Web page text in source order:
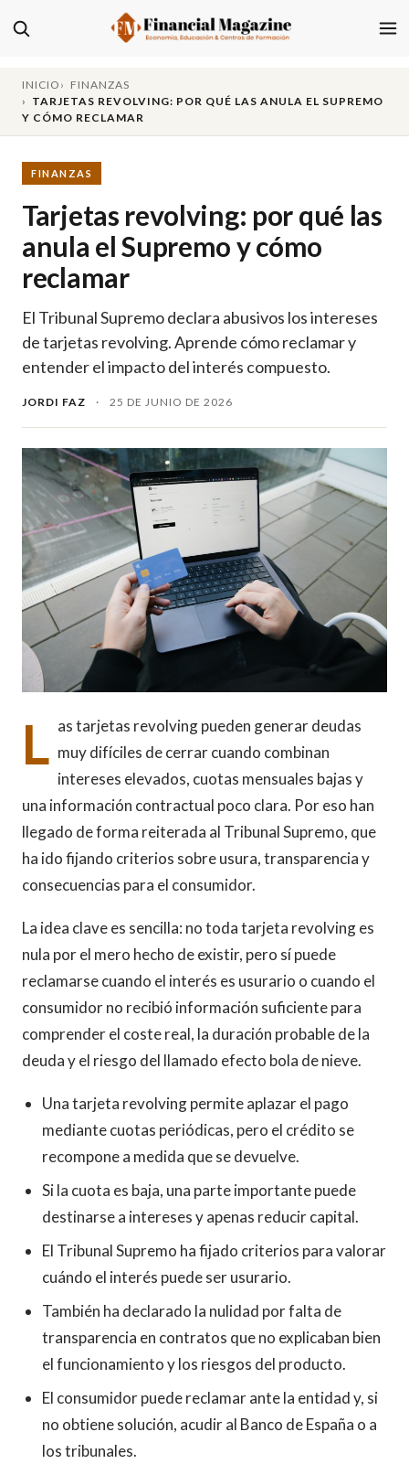
INICIO
FINANZAS
TARJETAS REVOLVING: POR QUÉ LAS ANULA EL SUPREMO
Y CÓMO RECLAMAR
FINANZAS
Tarjetas revolving: por qué las
anula el Supremo y cómo
reclamar
El Tribunal Supremo declara abusivos los intereses
de tarjetas revolving. Aprende cómo reclamar y
entender el impacto del interés compuesto.
JORDI FAZ · 25 DE JUNIO DE 2026
L as tarjetas revolving pueden generar deudas
muy difíciles de cerrar cuando combinan
intereses elevados, cuotas mensuales bajas y
una información contractual poco clara. Por eso han
llegado de forma reiterada al Tribunal Supremo, que
ha ido fijando criterios sobre usura, transparencia y
consecuencias para el consumidor.
La idea clave es sencilla: no toda tarjeta revolving es
nula por el mero hecho de existir, pero sí puede
reclamarse cuando el interés es usurario o cuando el
consumidor no recibió información suficiente para
comprender el coste real, la duración probable de la
deuda y el riesgo del llamado efecto bola de nieve.
Una tarjeta revolving permite aplazar el pago
mediante cuotas periódicas, pero el crédito se
recompone a medida que se devuelve.
Si la cuota es baja, una parte importante puede
destinarse a intereses y apenas reducir capital.
El Tribunal Supremo ha fijado criterios para valorar
cuándo el interés puede ser usurario.
También ha declarado la nulidad por falta de
transparencia en contratos que no explicaban bien
el funcionamiento y los riesgos del producto.
El consumidor puede reclamar ante la entidad y, si
no obtiene solución, acudir al Banco de España o a
los tribunales.